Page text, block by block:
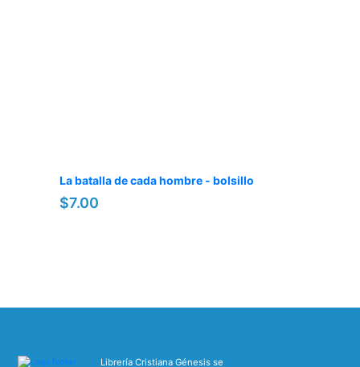
La batalla de cada hombre - bolsillo
$7.00
Librería Cristiana Génesis se